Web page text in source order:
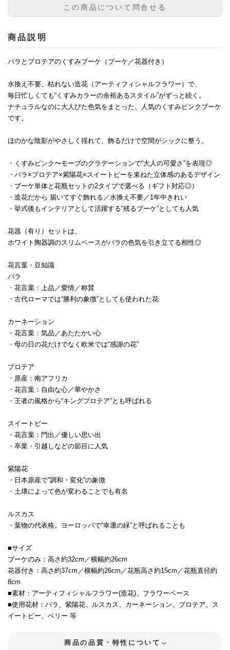
この商品について問合せる
商品説明
バラとプロテアのくすみブーケ（ブーケ／花器付き）
水換え不要、枯れない造花（アーティフィシャルフラワー）で、
毎日忙しくても“くすみカラーの余裕あるスタイル”がずっと続く。
ナチュラルなのに大人びた色気をまとった、人気のくすみピンクブーケ
です。
ほのかな陰影がやさしく揺れて、飾るだけで空間がシックに整う。
・くすみピンク〜モーブのグラデーションで“大人の可愛さ”を表現◎
・バラ×プロテア×紫陽花×スイートピーを束ねた立体感のあるデザイン
・ブーケ単体と花瓶セットの2タイプで選べる（ギフト対応◎）
・造花だから 届いてすぐ飾れる／水換え不要／1年中きれい
・挙式後もインテリアとして活躍する“残るブーケ”としても人気
花器（有り）セットは、
ホワイト陶器調のスリムベースがバラの色気を引き立てる相性◎
花言葉・豆知識
バラ
・花言葉：上品／愛情／称賛
・古代ローマでは“勝利の象徴”としても使われた花
カーネーション
・花言葉：気品／あたたかい心
・母の日の花だけでなく欧米では“感謝の花”
プロテア
・原産：南アフリカ
・花言葉：自由な心／華やかさ
・王者の風格から“キングプロテア”とも呼ばれる
スイートピー
・花言葉：門出／優しい思い出
・卒業・引越しなどの節目に人気
紫陽花
・日本原産で“調和・変化”の象徴
・土壌によって色が変わることでも有名
ルスカス
・葉物の代表格。ヨーロッパで“幸運の緑”と呼ばれることも
■サイズ
ブーケのみ：高さ約32cm／横幅約26cm
花器付き：高さ約37cm／横幅約26cm／花瓶高さ約15cm／花瓶直径約
8cm
■素材：アーティフィシャルフラワー(造花)、フラワーベース
■使用花材：バラ、紫陽花、ルスカス、カーネーション、プロテア、ス
イートピー、ベリー 等
商品の品質・特性について